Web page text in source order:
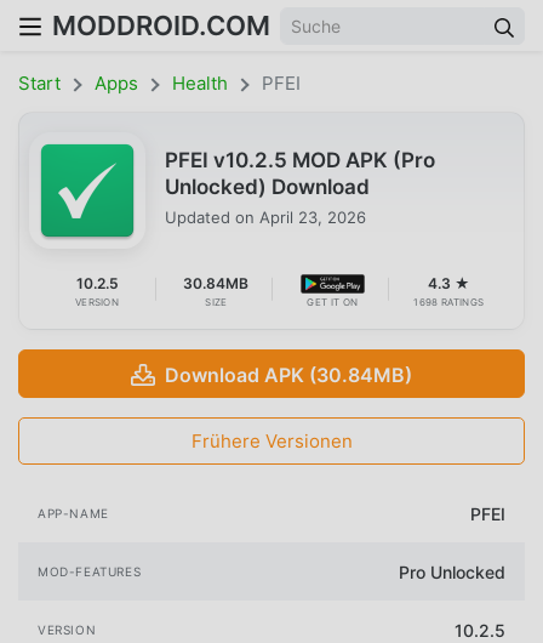
MODDROID.COM
Start Apps Health PFEI
PFEI v10.2.5 MOD APK (Pro
Unlocked) Download
Updated on April 23, 2026
10.2.5
VERSION
30.84MB
SIZE GET IT ON
4.3 ★
1698 RATINGS
Download APK (30.84MB)
Frühere Versionen
APP-NAME PFEI
MOD-FEATURES Pro Unlocked
VERSION 10.2.5